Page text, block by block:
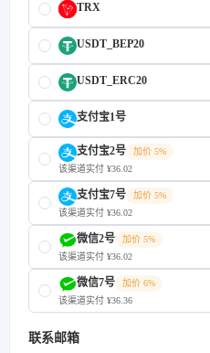
TRX
USDT_BEP20
USDT_ERC20
支付宝1号
支付宝2号
加价 5%
该渠道实付 ¥36.02
支付宝7号
加价 5%
该渠道实付 ¥36.02
微信2号
加价 5%
该渠道实付 ¥36.02
微信7号
加价 6%
该渠道实付 ¥36.36
联系邮箱